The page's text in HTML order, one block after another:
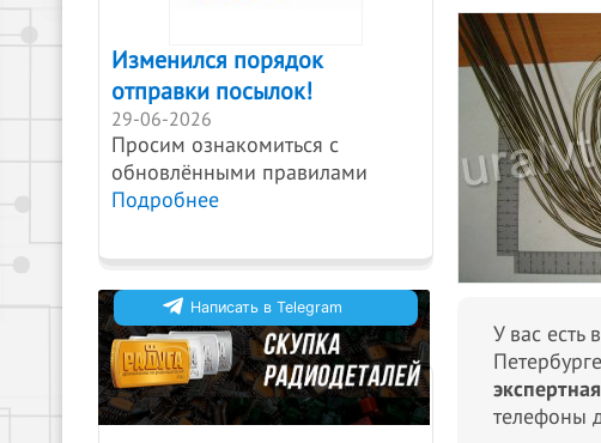
Изменился порядок
отправки посылок!
29-06-2026
Просим ознакомиться с
обновлёнными правилами
Подробнее
Написать в Telegram
Что бы Вы хотели видеть на
нашем сайте?
У вас
телефоны